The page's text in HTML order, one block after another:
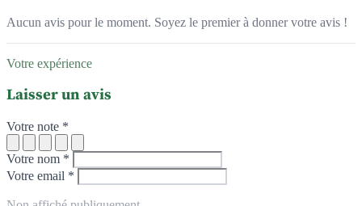
Aucun avis pour le moment. Soyez le premier à donner votre avis !
Votre expérience
Laisser un avis
Votre note *
Votre nom *
Votre email *